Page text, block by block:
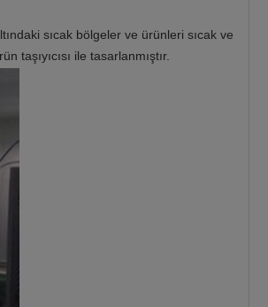
sıcak bölgeler ve ürünleri sıcak ve
ile tasarlanmıştır.